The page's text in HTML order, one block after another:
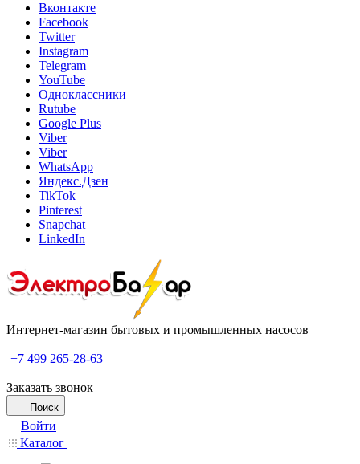
Вконтакте
Facebook
Twitter
Instagram
Telegram
YouTube
Одноклассники
Rutube
Google Plus
Viber
Viber
WhatsApp
Яндекс.Дзен
TikTok
Pinterest
Snapchat
LinkedIn
Интернет-магазин бытовых и промышленных насосов
+7 499 265-28-63
Заказать звонок
Поиск
Войти
Каталог